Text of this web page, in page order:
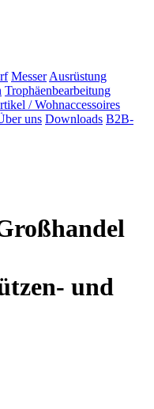
Messer Ausrüstung
Trophäenbearbeitung
/ Wohnaccessoires
uns Downloads B2B-
und